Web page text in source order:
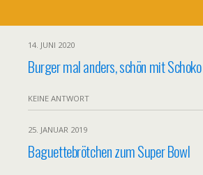
14. JUNI 2020
Burger mal anders, schön mit Schoko
KEINE ANTWORT
25. JANUAR 2019
Baguettebrötchen zum Super Bowl